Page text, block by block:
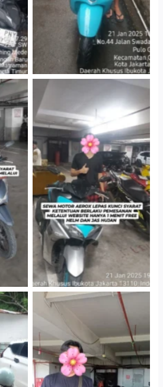
Cityplaza Jatinegara
Gedung Parkir P6A